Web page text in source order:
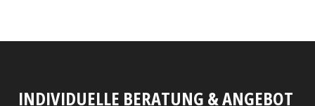
INDIVIDUELLE BERATUNG & ANGEBOT